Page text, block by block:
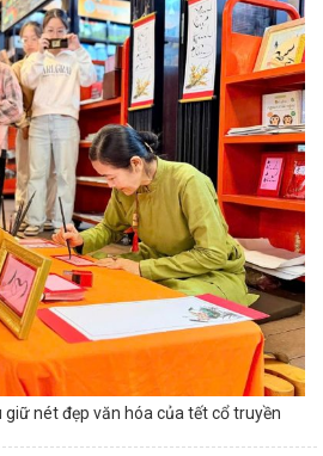
giữ nét đẹp văn hóa của tết cổ truyền